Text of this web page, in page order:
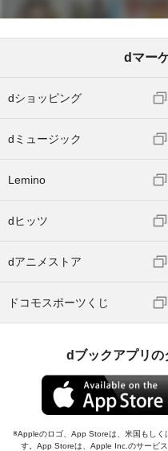
dマー
dショッピング
dミュージック
Lemino
dヒッツ
dアニメストア
ドコモスポーツくじ
dブックアプリの
Appleのロゴ、App Storeは、米国もし
す。App Storeは、Apple Inc.のサービス